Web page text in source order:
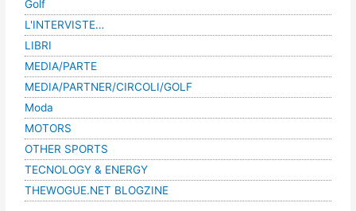
Golf
L'INTERVISTE…
LIBRI
MEDIA/PARTE
MEDIA/PARTNER/CIRCOLI/GOLF
Moda
MOTORS
OTHER SPORTS
TECNOLOGY & ENERGY
THEWOGUE.NET BLOGZINE